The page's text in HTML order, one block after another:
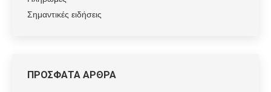
Σημαντικές ειδήσεις
ΠΡΟΣΦΑΤΑ ΑΡΘΡΑ